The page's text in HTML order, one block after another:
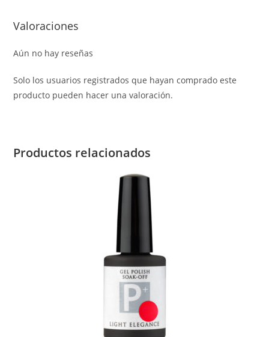
Valoraciones
Aún no hay reseñas
Solo los usuarios registrados que hayan comprado este
producto pueden hacer una valoración.
Productos relacionados